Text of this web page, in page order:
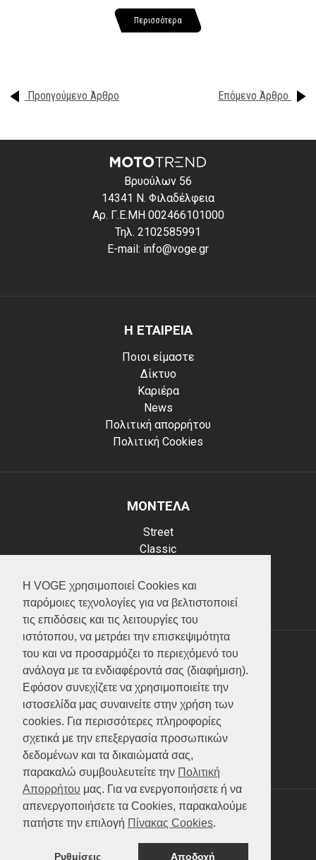
Η VOGE χρησιμοποιεί Cookies και
παρόμοιες τεχνολογίες για να βελτιστοποιεί
τις επιδόσεις και τις λειτουργίες του
ιστότοπου, να μετράει την επισκεψιμότητα
του και να προσαρμόζει το περιεχόμενό του
ανάλογα με τα ενδιαφέροντά σας (διαφήμιση).
Εφόσον συνεχίζετε να χρησιμοποιείτε την
ιστοσελίδα μας συναινείτε στην χρήση των
cookies. Για περισσότερες πληροφορίες
σχετικά με την επεξεργασία προσωπικών
δεδομένων και τα δικαιώματά σας,
παρακαλώ συμβουλευτείτε την Πολιτική
Απορρήτου μας. Για να ενεργοποιήσετε ή να
απενεργοποιήσετε τα Cookies, παρακαλούμε
πατήστε την επιλογή Πίνακας Cookies.
Ρυθμίσεις Αποδοχή
Περισσότερα
Προηγούμενο Άρθρο Επόμενο Άρθρο
Βρυούλων 56
14341 Ν. Φιλαδέλφεια
Αρ. Γ.Ε.ΜΗ 002466101000
Τηλ. 2102585991
E-mail: info@voge.gr
Η ΕΤΑΙΡΕΙΑ
Ποιοι είμαστε
Δίκτυο
Καριέρα
News
Πολιτική απορρήτου
Πολιτική Cookies
ΜΟΝΤΕΛΑ
Street
Classic
Scooter
ATV (Loncin)
ΥΠΗΡΕΣΙΕΣ
Test ride
Επικοινωνία
Service
Κατάλογος
FAQ
SOCIAL MEDIA